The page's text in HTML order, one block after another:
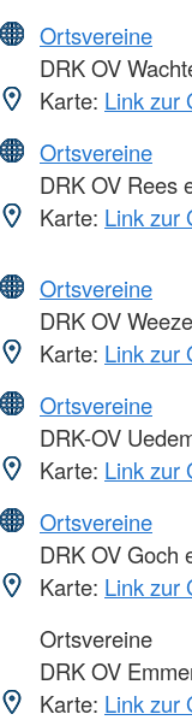
Ortsvereine
DRK OV
Karte: Link zur
Ortsvereine
DRK OV Rees
Karte: Link zur
Ortsvereine
DRK OV
Karte: Link zur
Ortsvereine
DRK-OV
Karte: Link zur
Ortsvereine
DRK OV Goch
Karte: Link zur
Ortsvereine
DRK OV
Karte: Link zur